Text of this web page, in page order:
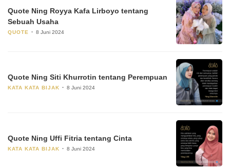
Quote Ning Royya Kafa Lirboyo tentang
Sebuah Usaha
QUOTE 8 Juni 2024
Quote Ning Siti Khurrotin tentang Perempuan
KATA KATA BIJAK 8 Juni 2024
Quote Ning Uffi Fitria tentang Cinta
KATA KATA BIJAK 8 Juni 2024